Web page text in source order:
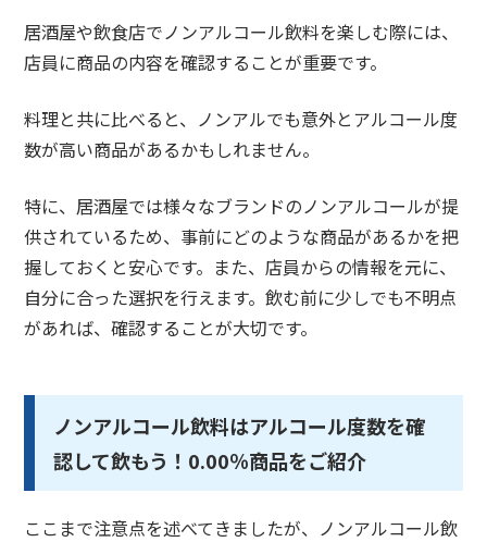
居酒屋や飲食店でノンアルコール飲料を楽しむ際には、
店員に商品の内容を確認することが重要です。
料理と共に比べると、ノンアルでも意外とアルコール度
数が高い商品があるかもしれません。
特に、居酒屋では様々なブランドのノンアルコールが提
供されているため、事前にどのような商品があるかを把
握しておくと安心です。また、店員からの情報を元に、
自分に合った選択を行えます。飲む前に少しでも不明点
があれば、確認することが大切です。
ノンアルコール飲料はアルコール度数を確
認して飲もう！0.00％商品をご紹介
ここまで注意点を述べてきましたが、ノンアルコール飲